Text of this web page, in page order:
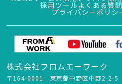
採用ツールよくある質問
プライバシーポリシ
株式会社フロムエーワーク
〒164-0001 東京都中野区中野2-2-5